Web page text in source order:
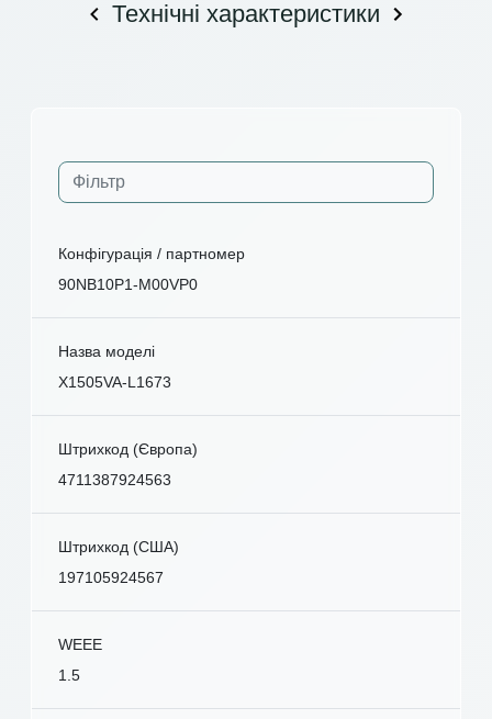
Технічні характеристики
Конфігурація / партномер
90NB10P1-M00VP0
Назва моделі
X1505VA-L1673
Штрихкод (Європа)
4711387924563
Штрихкод (США)
197105924567
WEEE
1.5